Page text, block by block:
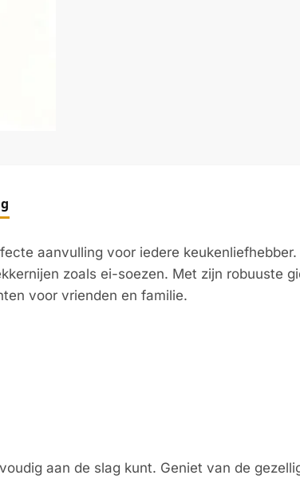
aanvulling voor iedere keukenliefhebber.
zoals ei-soezen. Met zijn robuuste
voor vrienden en familie.
aan de slag kunt. Geniet van de